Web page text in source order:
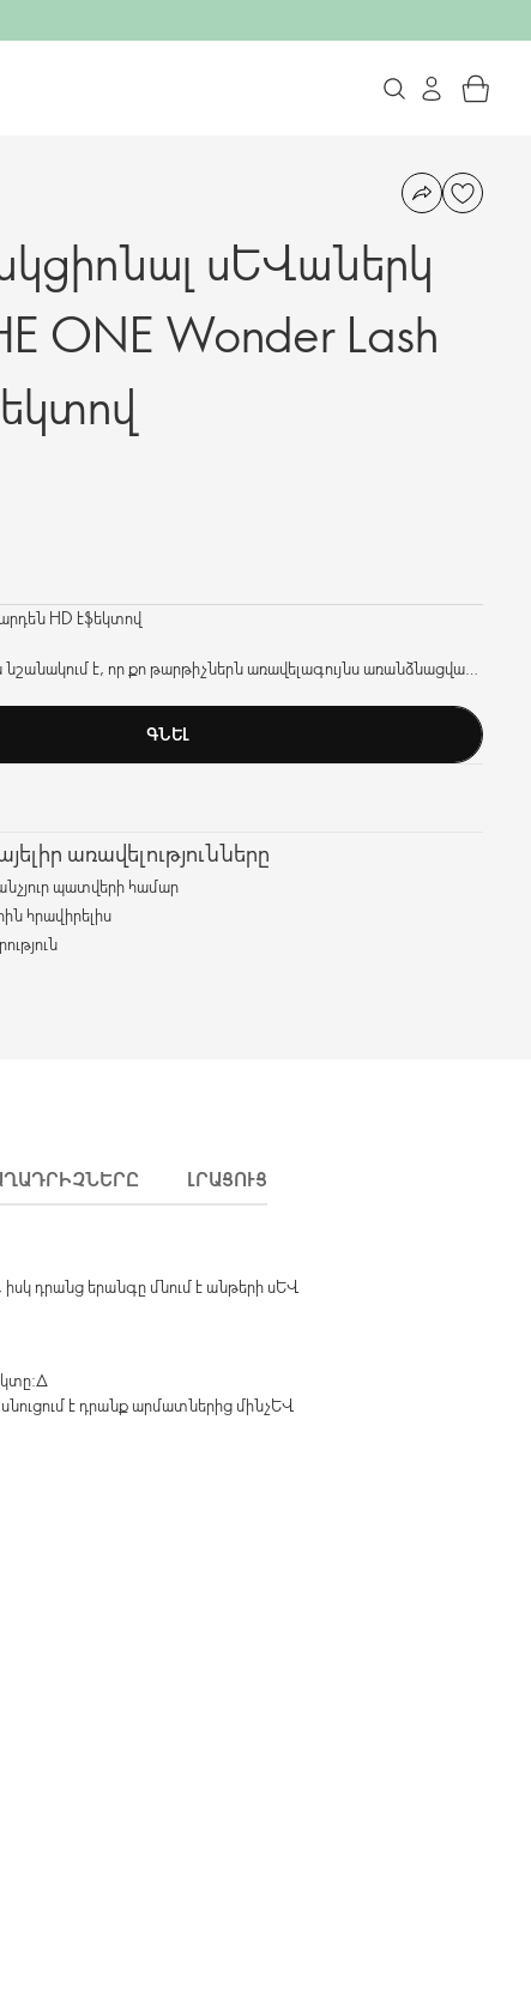
սևաներկ
ONE Wonder Lash
HD էֆեկտով
նշանակում է, որ քո թարթիչներն առավելագույնս առանձնացված
մնում է անթերի սև անգամ սմարթֆոնի էկրանին:
ԳՆԵԼ
առավելությունները
պատվերի համար
հրավիրելիս
ԼՐԱՑՈՒՑԻՉ ՏԵՂԵԿՈՒԹՅՈՒՆՆԵՐ
իսկ դրանց երանգը մնում է անթերի սև
է դրանք արմատներից մինչև